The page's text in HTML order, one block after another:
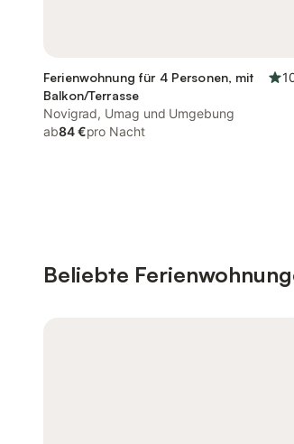
Ferienwohnung für 4 Personen, mit
Balkon/Terrasse
Novigrad, Umag und Umgebung
ab84 €pro Nacht
Beliebte